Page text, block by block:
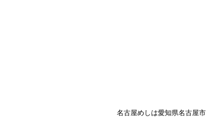
名古屋めしは愛知県名古屋市